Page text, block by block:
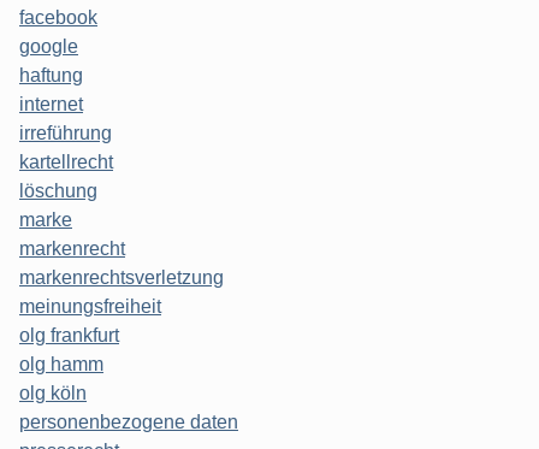
facebook
google
haftung
internet
irreführung
kartellrecht
löschung
marke
markenrecht
markenrechtsverletzung
meinungsfreiheit
olg frankfurt
olg hamm
olg köln
personenbezogene daten